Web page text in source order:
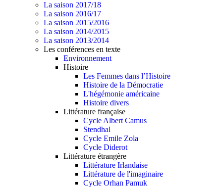
La saison 2017/18
La saison 2016/17
La saison 2015/2016
La saison 2014/2015
La saison 2013/2014
Les conférences en texte
Environnement
Histoire
Les Femmes dans l’Histoire
Histoire de la Démocratie
L'hégémonie américaine
Histoire divers
Littérature française
Cycle Albert Camus
Stendhal
Cycle Emile Zola
Cycle Diderot
Littérature étrangère
Littérature Irlandaise
Littérature de l'imaginaire
Cycle Orhan Pamuk